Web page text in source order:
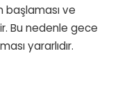
başlaması ve
Bu nedenle gece
yararlıdır.